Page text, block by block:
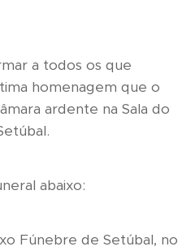
a todos os que
homenagem que o
ardente na Sala do
abaixo:
Fúnebre de Setúbal, no